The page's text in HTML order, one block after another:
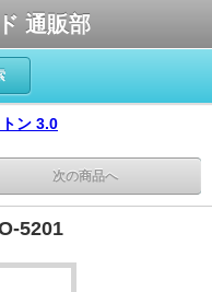
通販部
ン 3.0
次の商品へ
5201